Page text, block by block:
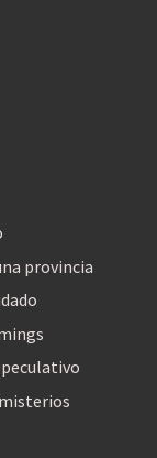
provincia